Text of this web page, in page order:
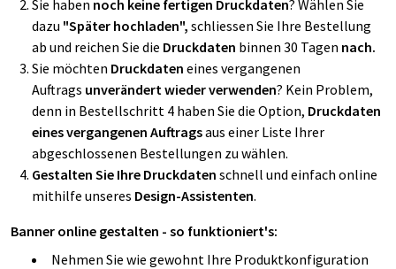
Sie haben noch keine fertigen Druckdaten? Wählen Sie
dazu "Später hochladen", schliessen Sie Ihre Bestellung
ab und reichen Sie die Druckdaten binnen 30 Tagen nach.
Sie möchten Druckdaten eines vergangenen
Auftrags unverändert wieder verwenden? Kein Problem,
denn in Bestellschritt 4 haben Sie die Option, Druckdaten
eines vergangenen Auftragsaus einer Liste Ihrer
abgeschlossenen Bestellungen zu wählen.
Gestalten Sie Ihre Druckdaten schnell und einfach online
mithilfe unseres Design-Assistenten.
Banner online gestalten - so funktioniert's:
Nehmen Sie wie gewohnt Ihre Produktkonfiguration